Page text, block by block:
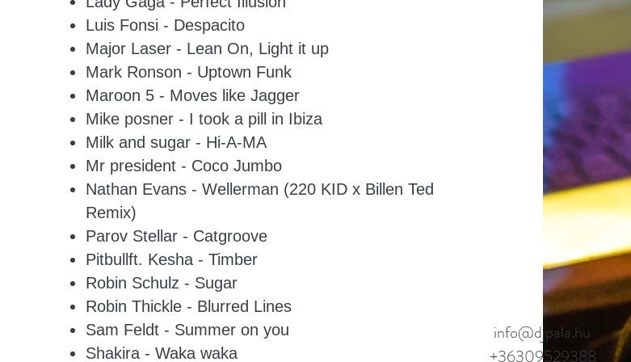
Luis Fonsi - Despacito
Major Laser - Lean On, Light it up
Mark Ronson - Uptown Funk
Maroon 5 - Moves like Jagger
Mike posner - I took a pill in Ibiza
Milk and sugar - Hi-A-MA
Mr president - Coco Jumbo
Nathan Evans - Wellerman (220 KID x Billen Ted
Remix)
Parov Stellar - Catgroove
Pitbullft. Kesha - Timber
Robin Schulz - Sugar
Robin Thickle - Blurred Lines
Sam Feldt - Summer on you
Shakira - Waka waka
info@djpala.hu
+36309529388